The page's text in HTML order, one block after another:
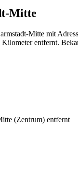
Mitte
Mitte mit
entfernt.
(Zentrum) entfernt